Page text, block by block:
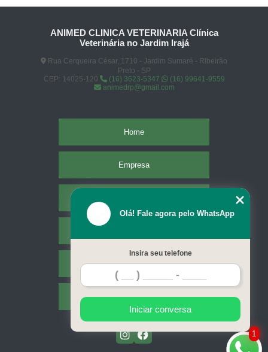
ANIMED CLINICA VETERINARIA Clínica
Veterinária no Jardim Irajá
Rua Cerqueira César, 1710 - Jardim Sumaré - Ribeirão
Preto - SP
CEP: 14025-120
(16) 3623-5347
(16) 99641-9559
animedrp@gmail.com
Home
Empresa
Contato
Mapa do site
1
Olá! Fale agora pelo WhatsApp
Insira seu telefone
Iniciar conversa